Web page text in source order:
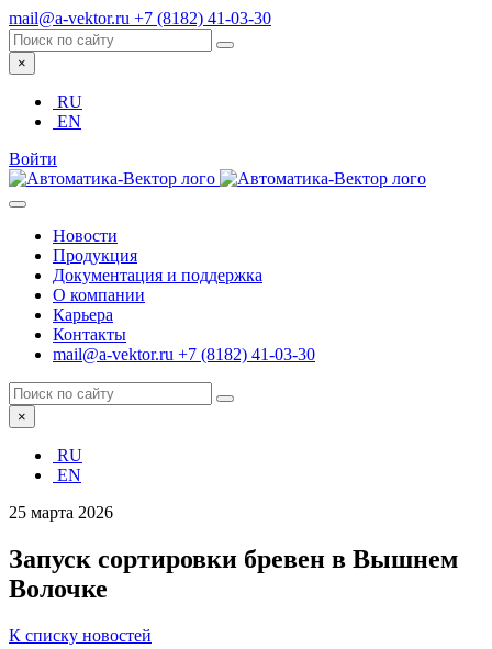
mail@a-vektor.ru +7 (8182) 41-03-30
×
RU
EN
Войти
Новости
Продукция
Документация и поддержка
О компании
Карьера
Контакты
mail@a-vektor.ru +7 (8182) 41-03-30
×
RU
EN
25 марта 2026
Запуск сортировки бревен в Вышнем
Волочке
К списку новостей